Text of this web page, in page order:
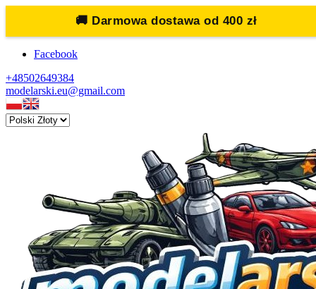
🚚 Darmowa dostawa od 400 zł
Facebook
+48502649384
modelarski.eu@gmail.com